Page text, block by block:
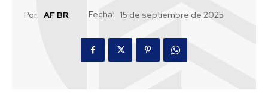
Por: AF BR Fecha: 15 de septiembre de 2025